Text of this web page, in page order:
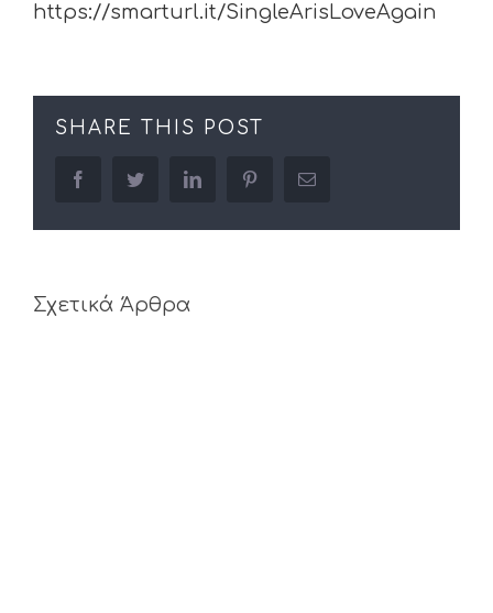
https://smarturl.it/SingleArisLoveAgain
SHARE THIS POST
facebooktwitter linkedin pinterestEmail
Σχετικά Άρθρα